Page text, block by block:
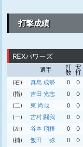
打撃成績
REXパワーズ
選手
打
数
安
打
(右)
真島 成勢 0 0
(指)
吉田 光志 0 0
(二)
東 尚哉 0 0
(一)
吉村 闘我 0 0
(左)
谷本 翔梧 0 0
(捕)
飯田 一弥 0 0